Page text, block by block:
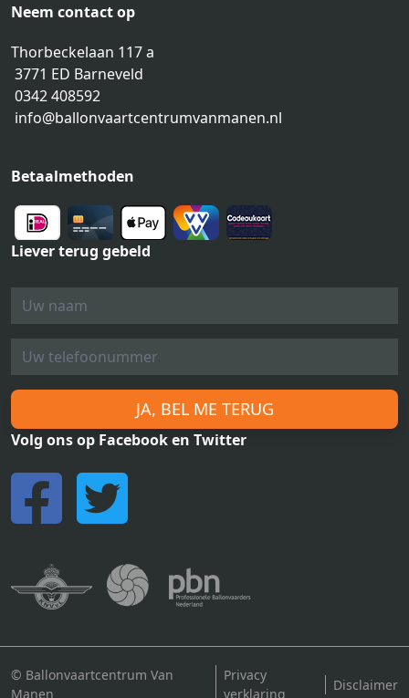
Neem contact op
Thorbeckelaan 117 a
3771 ED Barneveld
0342 408592
info@ballonvaartcentrumvanmanen.nl
Betaalmethoden
Liever terug gebeld
JA, BEL ME TERUG
Volg ons op Facebook en Twitter
© Ballonvaartcentrum Van
Manen
Privacy
verklaring
Disclaimer